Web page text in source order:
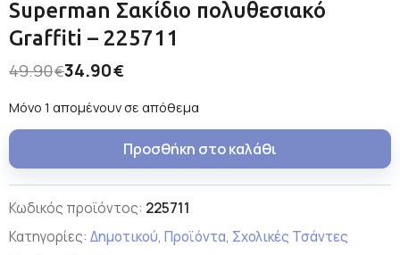
Superman Σακίδιο πολυθεσιακό
Graffiti – 225711
49.90€34.90€
Μόνο 1 απομένουν σε απόθεμα
Προσθήκη στο καλάθι
Κωδικός προϊόντος: 225711
Κατηγορίες: Δημοτικού, Προϊόντα, Σχολικές Τσάντες